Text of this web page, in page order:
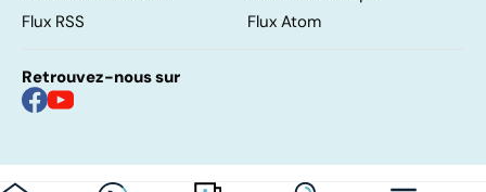
Flux RSS
Flux Atom
Retrouvez-nous sur